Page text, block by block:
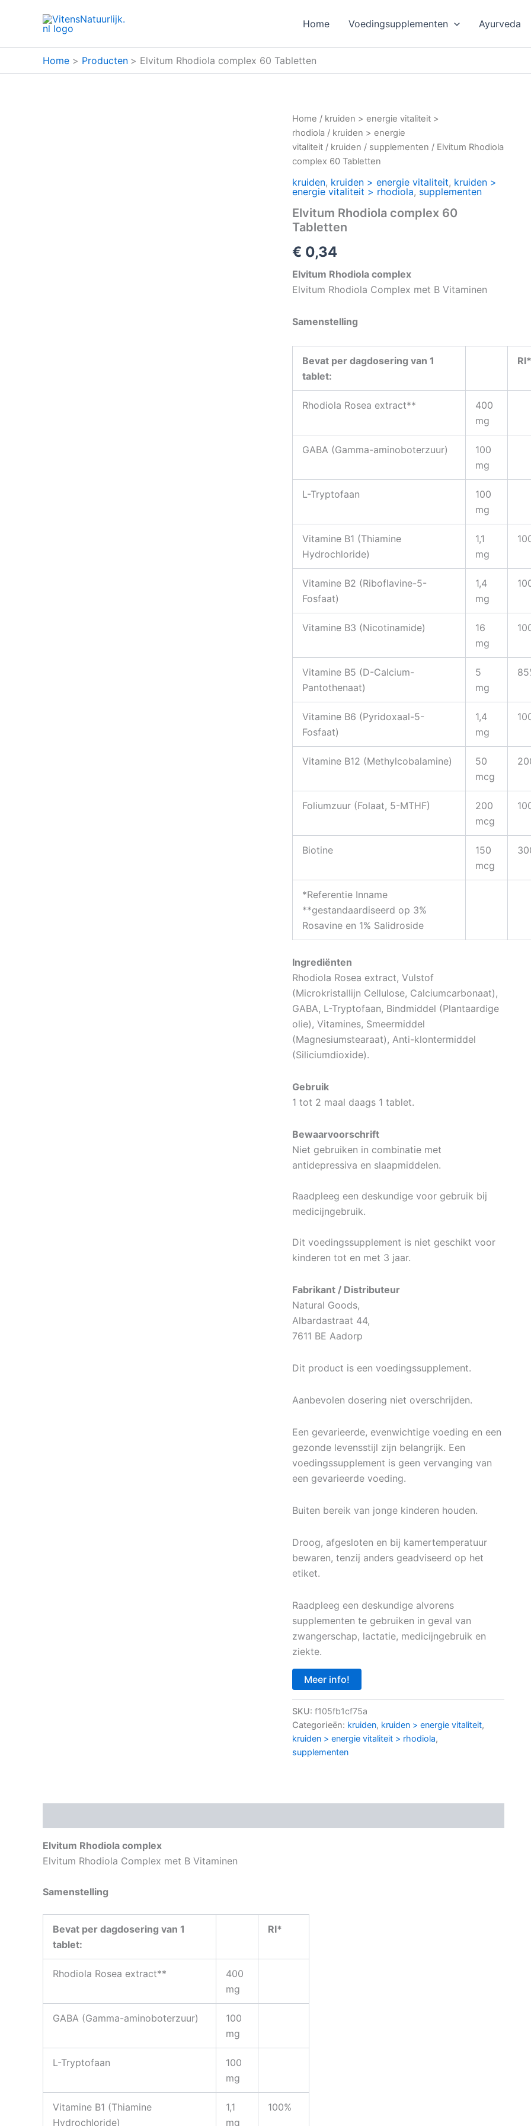
Home Voedingsupplementen Ayurveda
Home Producten Elvitum Rhodiola complex 60 Tabletten
Home / kruiden > energie vitaliteit >
rhodiola / kruiden > energie
vitaliteit/ kruiden / supplementen / Elvitum Rhodiola
complex 60 Tabletten
kruiden, kruiden > energie vitaliteit, kruiden >
energie vitaliteit > rhodiola, supplementen
Elvitum Rhodiola complex 60
Tabletten
€ 0,34
Elvitum Rhodiola complex
Elvitum Rhodiola Complex met B Vitaminen
Samenstelling
Bevat per dagdosering van 1
tablet:
RI*
Rhodiola Rosea extract**
400
mg
GABA (Gamma-aminoboterzuur)
100
mg
L-Tryptofaan
100
mg
Vitamine B1 (Thiamine
Hydrochloride)
1,1
mg
Vitamine B2 (Riboflavine-5-
Fosfaat)
1,4
mg
Vitamine B3 (Nicotinamide)
16
mg
Vitamine B5 (D-Calcium-
Pantothenaat)
5
mg
Vitamine B6 (Pyridoxaal-5-
Fosfaat)
1,4
mg
Vitamine B12 (Methylcobalamine)
50
mcg
Foliumzuur (Folaat, 5-MTHF)
200
mcg
Biotine
150
mcg
*Referentie Inname
**gestandaardiseerd op 3%
Rosavine en 1% Salidroside
Ingrediënten
Rhodiola Rosea extract, Vulstof
(Microkristallijn Cellulose, Calciumcarbonaat),
GABA, L-Tryptofaan, Bindmiddel (Plantaardige
olie), Vitamines, Smeermiddel
(Magnesiumstearaat), Anti-klontermiddel
(Siliciumdioxide).
Gebruik
1 tot 2 maal daags 1 tablet.
Bewaarvoorschrift
Niet gebruiken in combinatie met
antidepressiva en slaapmiddelen.
Raadpleeg een deskundige voor gebruik bij
medicijngebruik.
Dit voedingssupplement is niet geschikt voor
kinderen tot en met 3 jaar.
Fabrikant / Distributeur
Natural Goods,
Albardastraat 44,
7611 BE Aadorp
Dit product is een voedingssupplement.
Aanbevolen dosering niet overschrijden.
Een gevarieerde, evenwichtige voeding en een
gezonde levensstijl zijn belangrijk. Een
voedingssupplement is geen vervanging van
een gevarieerde voeding.
Buiten bereik van jonge kinderen houden.
Droog, afgesloten en bij kamertemperatuur
bewaren, tenzij anders geadviseerd op het
etiket.
Raadpleeg een deskundige alvorens
supplementen te gebruiken in geval van
zwangerschap, lactatie, medicijngebruik en
ziekte.
Meer info!
SKU: f105fb1cf75a
Categorieën: kruiden, kruiden > energie vitaliteit,
kruiden > energie vitaliteit > rhodiola,
supplementen
Elvitum Rhodiola complex
Elvitum Rhodiola Complex met B Vitaminen
Samenstelling
Bevat per dagdosering van 1
tablet:
RI*
Rhodiola Rosea extract**
400
mg
GABA (Gamma-aminoboterzuur)
100
mg
L-Tryptofaan
100
mg
Vitamine B1 (Thiamine
Hydrochloride)
1,1
mg
100%